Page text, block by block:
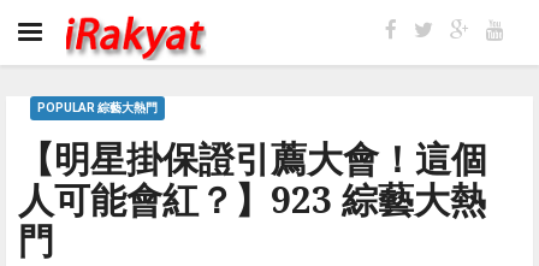
【明星掛保證引薦大會！這個
人可能會紅？】923 綜藝大熱
門
POPULAR 綜藝大熱門